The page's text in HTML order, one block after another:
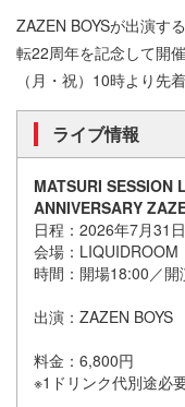
ZAZEN BOYSが出演す
転22周年を記念して開催
（月・祝）10時より先
ライブ情報
MATSURI SESSION
ANNIVERSARY
日程：2026年7月31日
会場：LIQUIDROOM
時間：開場18:00／開
出演：ZAZEN BOYS
料金：6,800円
※1ドリンク代別途必